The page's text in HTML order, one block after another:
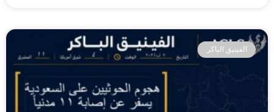
الفينيق الباكر